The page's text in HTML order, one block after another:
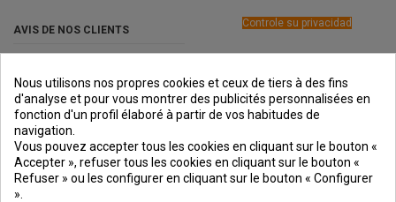
AVIS DE NOS CLIENTS
Controle su privacidad
PREMIOS
DE PAGO
SEGURO
Nous utilisons nos propres cookies et ceux de tiers à des fins
d'analyse et pour vous montrer des publicités personnalisées en
fonction d'un profil élaboré à partir de vos habitudes de
navigation.
Vous pouvez accepter tous les cookies en cliquant sur le bouton «
Accepter », refuser tous les cookies en cliquant sur le bouton «
Refuser » ou les configurer en cliquant sur le bouton « Configurer
».